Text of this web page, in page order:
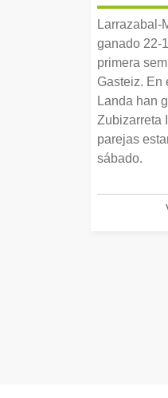
Larrazabal-
ganado 22-
primera
Gasteiz. En
Landa han
Zubizarreta
parejas
sábado.